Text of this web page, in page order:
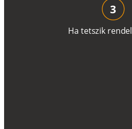
Ha tetszik rendel
3